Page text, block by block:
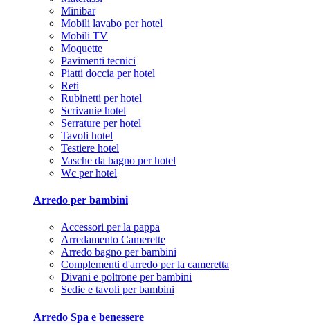
Minibar
Mobili lavabo per hotel
Mobili TV
Moquette
Pavimenti tecnici
Piatti doccia per hotel
Reti
Rubinetti per hotel
Scrivanie hotel
Serrature per hotel
Tavoli hotel
Testiere hotel
Vasche da bagno per hotel
Wc per hotel
Arredo per bambini
Accessori per la pappa
Arredamento Camerette
Arredo bagno per bambini
Complementi d'arredo per la cameretta
Divani e poltrone per bambini
Sedie e tavoli per bambini
Arredo Spa e benessere